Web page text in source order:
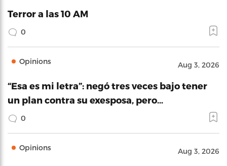
Terror a las 10 AM
0
Opinions Aug 3, 2026
“Esa es mi letra”: negó tres veces bajo tener
un plan contra su exesposa, pero…
0
Opinions Aug 3, 2026